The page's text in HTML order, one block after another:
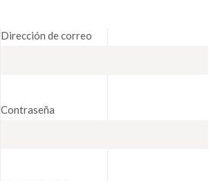
Dirección de correo
Contraseña